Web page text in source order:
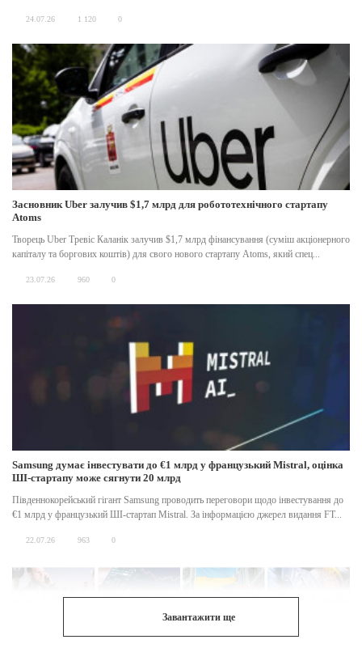
24.07.26 1 120 0
Засновник Uber залучив $1,7 млрд для робототехнічного стартапу
Atoms
Творець Uber Тревіс Каланік залучив $1,7 млрд фінансування (суміш акціонерного
капіталу та боргових коштів) для свого нового стартапу Atoms, який спец...
23.07.26 960 0
Samsung думає інвестувати до €1 млрд у французький Mistral, оцінка
ШІ-стартапу може сягнути 20 млрд
Південнокорейський гігант Samsung проводить переговори щодо інвестування до
€1 млрд у французький ШІ-стартап Mistral. За інформацією джерел видання FT...
22.07.26 963 0
Завантажити ще